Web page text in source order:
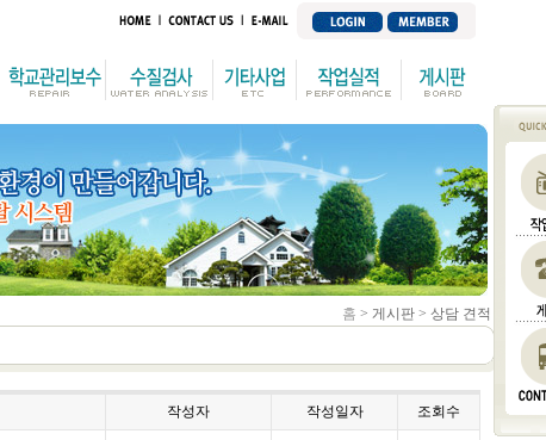
홈 > 게시판 > 상담 견적
작성자 작성일자 조회수